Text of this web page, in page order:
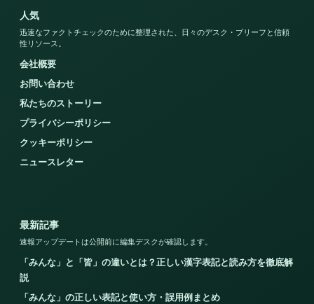
人気
迅速なファクトチェックのために整理された、日々のデスク・ブリーフと信頼
性リソース。
会社概要
お問い合わせ
私たちのストーリー
プライバシーポリシー
クッキーポリシー
ニュースレター
最新記事
速報アップデートは公開前に編集デスクが確認します。
「みんな」と「皆」の違いとは？正しい漢字表記と読み方を徹底解
説
「みんな」の正しい表記と使い方・誤用例まとめ